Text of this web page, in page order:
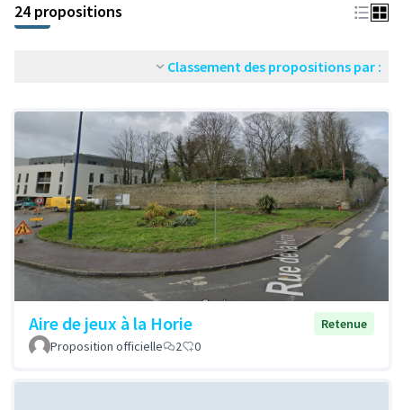
24 propositions
Classement des propositions par :
Aire de jeux à la Horie
Retenue
Proposition officielle
2 0